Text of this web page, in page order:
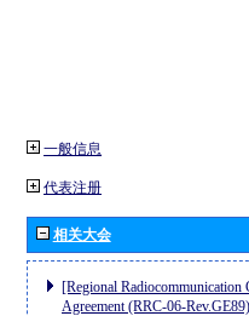
一般信息
代表注册
相关大会
[Regional Radiocommunication
Agreement (RRC-06-